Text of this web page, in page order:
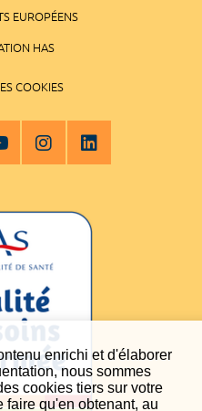
enrichi et d'élaborer
nous sommes
cookies tiers sur votre
faire qu'en obtenant, au
EUROPÉENS
HAS
COOKIES